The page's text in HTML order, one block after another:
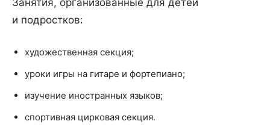
Занятия, организованные для детей
и подростков:
художественная секция;
уроки игры на гитаре и фортепиано;
изучение иностранных языков;
спортивная цирковая секция.